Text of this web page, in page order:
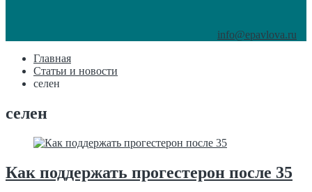
info@epavlova.ru
Главная
Статьи и новости
селен
селен
Как поддержать прогестерон после 35